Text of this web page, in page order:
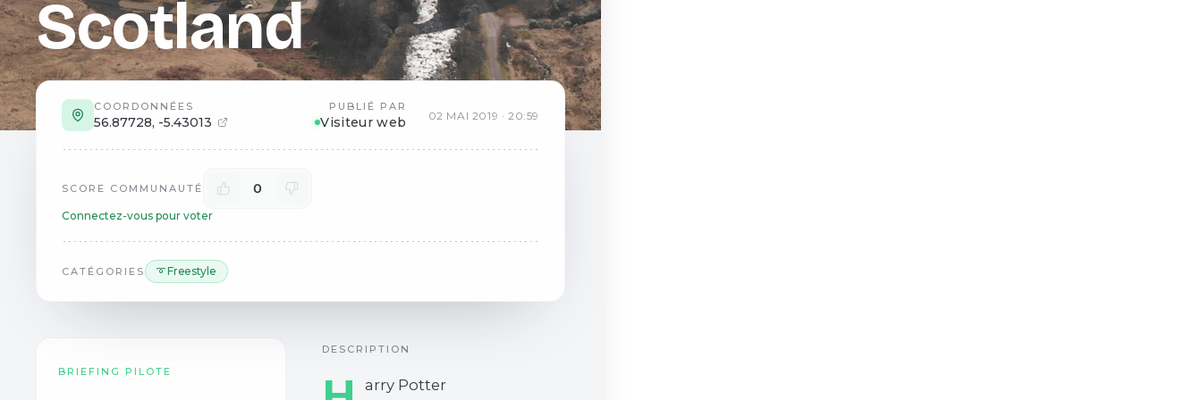
Scotland
COORDONNÉES
56.87728, -5.43013
PUBLIÉ PAR
Visiteur web 02 MAI 2019 · 20:59
SCORE COMMUNAUTÉ 0
Connectez-vous pour voter
CATÉGORIES ➰ Freestyle
BRIEFING PILOTE
DESCRIPTION
arry Potter